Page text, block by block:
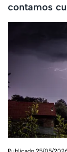
contamos